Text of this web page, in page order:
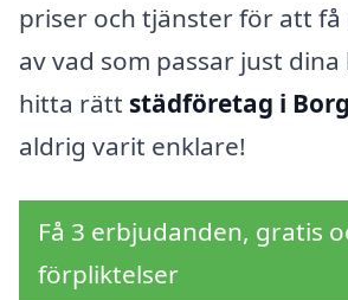
priser och tjänster för att få
av vad som passar just
hitta rätt städföretag i
aldrig varit enklare!
Få 3 erbjudanden, gratis
förpliktelser